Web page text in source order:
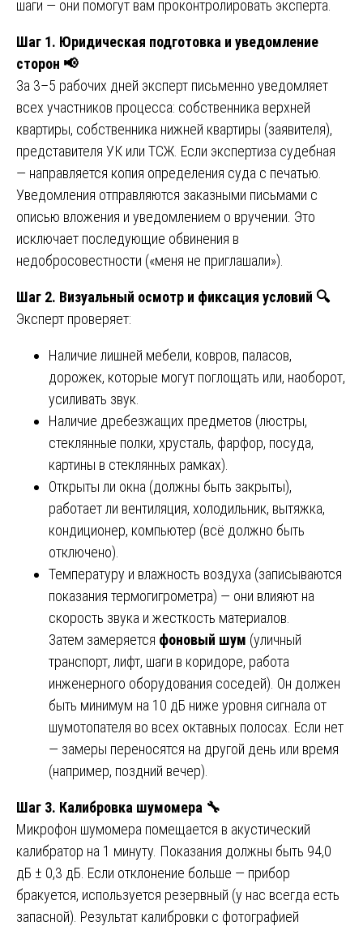
шаги — они помогут вам проконтролировать эксперта.
Шаг 1. Юридическая подготовка и уведомление
сторон 📢
За 3–5 рабочих дней эксперт письменно уведомляет
всех участников процесса: собственника верхней
квартиры, собственника нижней квартиры (заявителя),
представителя УК или ТСЖ. Если экспертиза судебная
— направляется копия определения суда с печатью.
Уведомления отправляются заказными письмами с
описью вложения и уведомлением о вручении. Это
исключает последующие обвинения в
недобросовестности («меня не приглашали»).
Шаг 2. Визуальный осмотр и фиксация условий 🔍
Эксперт проверяет:
Наличие лишней мебели, ковров, паласов,
дорожек, которые могут поглощать или, наоборот,
усиливать звук.
Наличие дребезжащих предметов (люстры,
стеклянные полки, хрусталь, фарфор, посуда,
картины в стеклянных рамках).
Открыты ли окна (должны быть закрыты),
работает ли вентиляция, холодильник, вытяжка,
кондиционер, компьютер (всё должно быть
отключено).
Температуру и влажность воздуха (записываются
показания термогигрометра) — они влияют на
скорость звука и жесткость материалов.
Затем замеряется фоновый шум (уличный
транспорт, лифт, шаги в коридоре, работа
инженерного оборудования соседей). Он должен
быть минимум на 10 дБ ниже уровня сигнала от
шумотопателя во всех октавных полосах. Если нет
— замеры переносятся на другой день или время
(например, поздний вечер).
Шаг 3. Калибровка шумомера 🔧
Микрофон шумомера помещается в акустический
калибратор на 1 минуту. Показания должны быть 94,0
дБ ± 0,3 дБ. Если отклонение больше — прибор
бракуется, используется резервный (у нас всегда есть
запасной). Результат калибровки с фотографией